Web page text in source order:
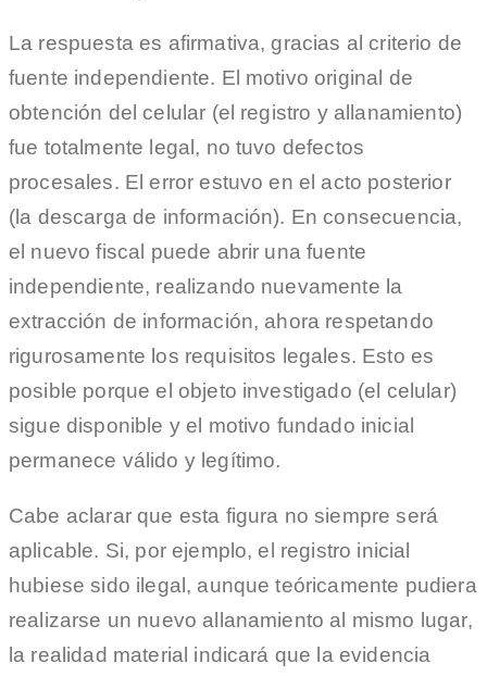
La respuesta es afirmativa, gracias al criterio de
fuente independiente. El motivo original de
obtención del celular (el registro y allanamiento)
fue totalmente legal, no tuvo defectos
procesales. El error estuvo en el acto posterior
(la descarga de información). En consecuencia,
el nuevo fiscal puede abrir una fuente
independiente, realizando nuevamente la
extracción de información, ahora respetando
rigurosamente los requisitos legales. Esto es
posible porque el objeto investigado (el celular)
sigue disponible y el motivo fundado inicial
permanece válido y legítimo.
Cabe aclarar que esta figura no siempre será
aplicable. Si, por ejemplo, el registro inicial
hubiese sido ilegal, aunque teóricamente pudiera
realizarse un nuevo allanamiento al mismo lugar,
la realidad material indicará que la evidencia